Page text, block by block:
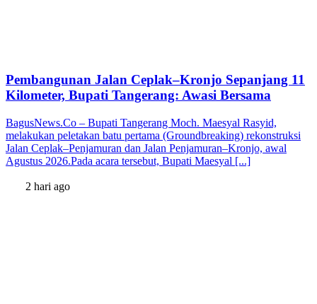
Pembangunan Jalan Ceplak–Kronjo Sepanjang 11
Kilometer, Bupati Tangerang: Awasi Bersama
BagusNews.Co – Bupati Tangerang Moch. Maesyal Rasyid,
melakukan peletakan batu pertama (Groundbreaking) rekonstruksi
Jalan Ceplak–Penjamuran dan Jalan Penjamuran–Kronjo, awal
Agustus 2026.Pada acara tersebut, Bupati Maesyal [...]
2 hari ago